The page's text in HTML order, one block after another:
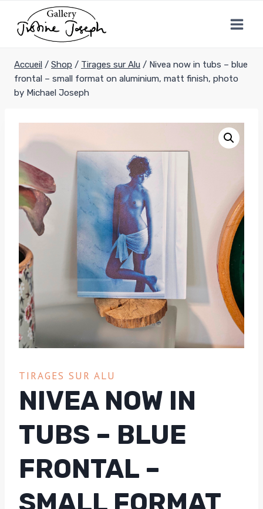
contenu
Accueil / Shop / Tirages sur Alu / Nivea now in tubs – blue
frontal – small format on aluminium, matt finish, photo
by Michael Joseph
TIRAGES SUR ALU
NIVEA NOW IN
TUBS – BLUE
FRONTAL –